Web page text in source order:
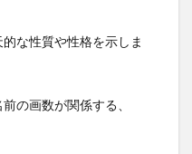
な性質や性格を示しま
の画数が関係する、